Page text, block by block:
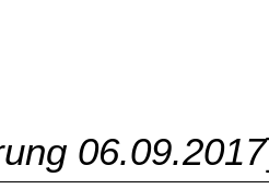
06.09.2017